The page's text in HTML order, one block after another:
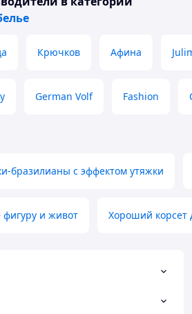
Крючков Афина
German Volf Fashion
бразилианы с эффектом утяжки
и живот Хороший корсет